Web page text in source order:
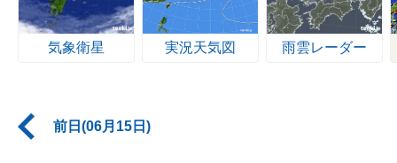
気象衛星 実況天気図 雨雲レーダー
前日(06月15日)